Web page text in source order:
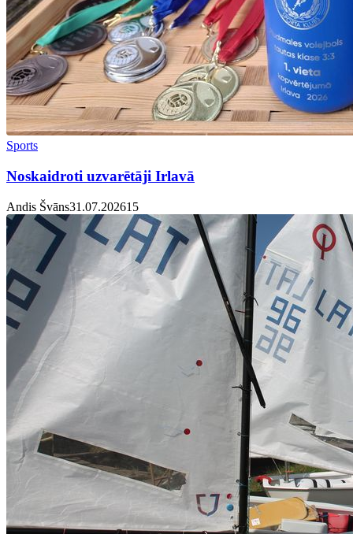
Sports
Noskaidroti uzvarētāji Irlavā
Andis Švāns31.07.20261 5